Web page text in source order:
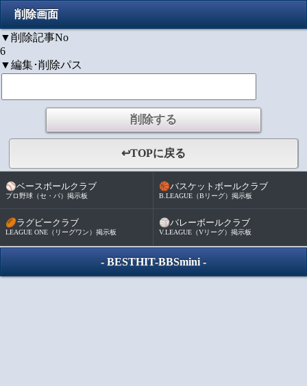
削除画面
▼削除記事No
6
▼編集･削除パス
↩TOPに戻る
⚾ベースボールクラブ
プロ野球（セ・パ）掲示板
🏀バスケットボールクラブ
B.LEAGUE（Bリーグ）掲示板
🏉ラグビークラブ
LEAGUE ONE（リーグワン）掲示板
🏐バレーボールクラブ
V.LEAGUE（Vリーグ）掲示板
- BESTHIT-BBSmini-